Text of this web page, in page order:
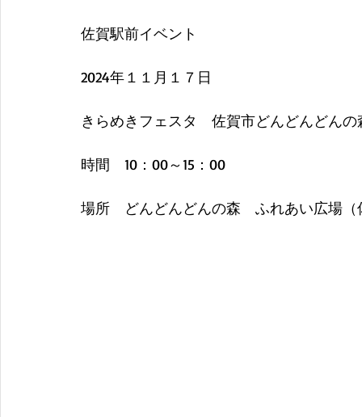
佐賀駅前イベント
2024年１１月１７日
きらめきフェスタ　佐賀市どんどんどんの
時間　10：00～15：00
場所　どんどんどんの森　ふれあい広場